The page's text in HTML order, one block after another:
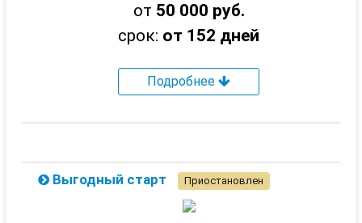
от 50 000 руб.
срок: от 152 дней
Подробнее
Выгодный старт Приостановлен